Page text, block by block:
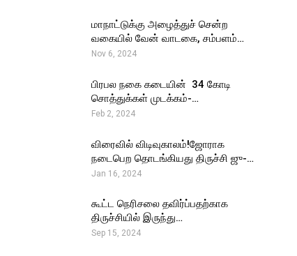
மாநாட்டுக்கு அழைத்துச் சென்ற
வகையில் வேன் வாடகை, சம்பளம்…
Nov 6, 2024
பிரபல நகை கடையின் ₹ 34 கோடி
சொத்துக்கள் முடக்கம்-…
Feb 2, 2024
விரைவில் விடிவுகாலம்!ஜோராக
நடைபெற தொடங்கியது திருச்சி ஜு-…
Jan 16, 2024
கூட்ட நெரிசலை தவிர்ப்பதற்காக
திருச்சியில் இருந்து…
Sep 15, 2024